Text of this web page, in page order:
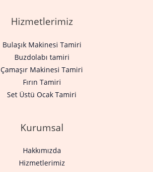
Hizmetlerimiz
Bulaşık Makinesi Tamiri
Buzdolabı tamiri
Çamaşır Makinesi Tamiri
Fırın Tamiri
Set Üstü Ocak Tamiri
Kurumsal
Hakkımızda
Hizmetlerimiz